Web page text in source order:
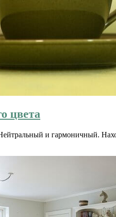
цвета
и гармоничный.